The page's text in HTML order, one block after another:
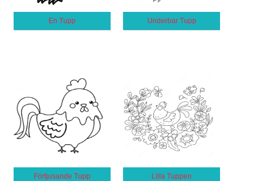
En Tupp Underbar Tupp
Förtjusande Tupp Lilla Tuppen